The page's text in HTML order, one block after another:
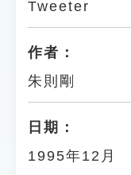
遊戲專區
教學應用
貓頭鷹博士
Tweeter
作者：
朱則剛
日期：
1995年12月